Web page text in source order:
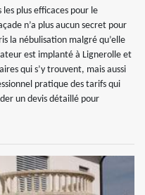
plus efficaces pour le
n’a plus aucun secret pour
la nébulisation malgré qu’elle
est implanté à Lignerolle et
qui s’y trouvent, mais aussi
pratique des tarifs qui
un devis détaillé pour